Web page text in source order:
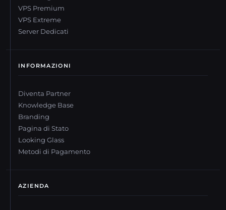
VPS Premium
VPS Extreme
Server Dedicati
INFORMAZIONI
Diventa Partner
Knowledge Base
Branding
Pagina di Stato
Looking Glass
Metodi di Pagamento
AZIENDA